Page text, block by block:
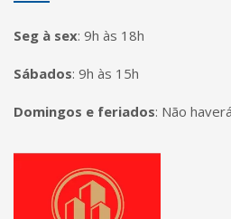
Seg à sex: 9h às 18h
Sábados: 9h às 15h
Domingos e feriados: Não
Página inicial